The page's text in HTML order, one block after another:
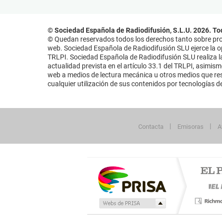
© Sociedad Española de Radiodifusión, S.L.U. 2026.
© Quedan reservados todos los derechos tanto sobre
web. Sociedad Española de Radiodifusión SLU ejerce
TRLPI. Sociedad Española de Radiodifusión SLU
actualidad prevista en el artículo 33.1 del TRLPI,
web a medios de lectura mecánica u otros medios que
cualquier utilización de sus contenidos por tecnologías
Contacta Emisoras